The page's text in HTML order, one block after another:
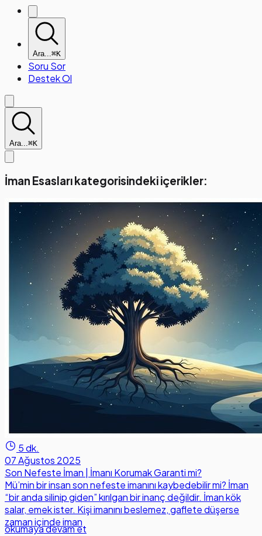
Ara...⌘K
Soru Sor
Destek Ol
Ara...⌘K
İman Esasları kategorisindeki içerikler:
5 dk.
07 Ağustos 2025
Son Nefeste İman | İmanı Korumak Garanti mi?
Mü’min bir insan son nefeste imanını kaybedebilir mi? İman
“bir anda silinip giden” kırılgan bir inanç değildir. İman kök
salar, emek ister. Kişi imanını beslemez, gaflete düşerse
zaman içinde iman
okumaya devam et